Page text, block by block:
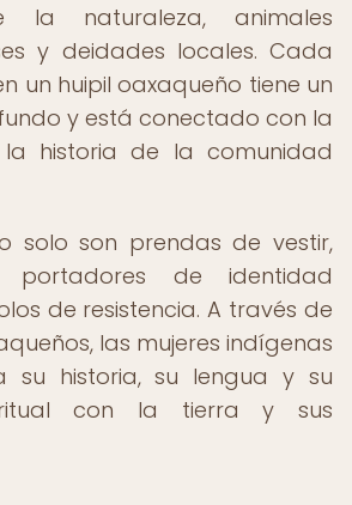
la naturaleza, animales
y deidades locales. Cada
un huipil oaxaqueño tiene un
y está conectado con la
la historia de la comunidad
solo son prendas de vestir,
portadores de identidad
de resistencia. A través de
las mujeres indígenas
su historia, su lengua y su
con la tierra y sus